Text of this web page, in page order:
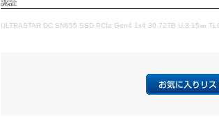
ULTRASTAR DC SN655 SSD PCIe Gen4 1x4 30.72TB U.3 15㎜